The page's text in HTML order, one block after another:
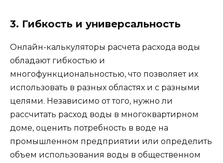
3. Гибкость и универсальность
Онлайн-калькуляторы расчета расхода воды
обладают гибкостью и
многофункциональностью, что позволяет их
использовать в разных областях и с разными
целями. Независимо от того, нужно ли
рассчитать расход воды в многоквартирном
доме, оценить потребность в воде на
промышленном предприятии или определить
объем использования воды в общественном